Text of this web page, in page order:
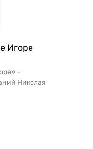
Игоре
-
Николая